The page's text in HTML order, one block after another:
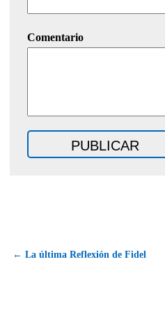
Comentario
← La última Reflexión de Fidel